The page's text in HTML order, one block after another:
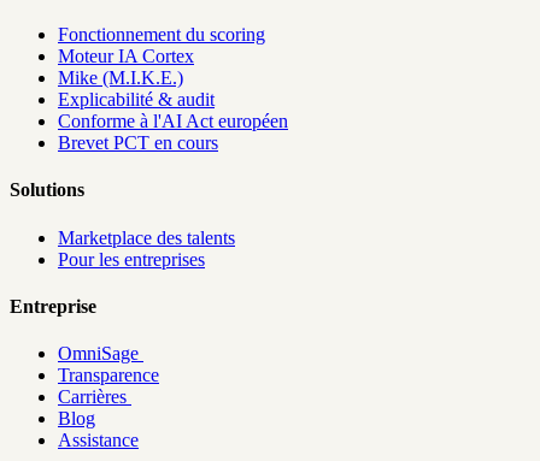
Fonctionnement du scoring
Moteur IA Cortex
Mike (M.I.K.E.)
Explicabilité & audit
Conforme à l'AI Act européen
Brevet PCT en cours
Solutions
Marketplace des talents
Pour les entreprises
Entreprise
OmniSage
Transparence
Carrières
Blog
Assistance